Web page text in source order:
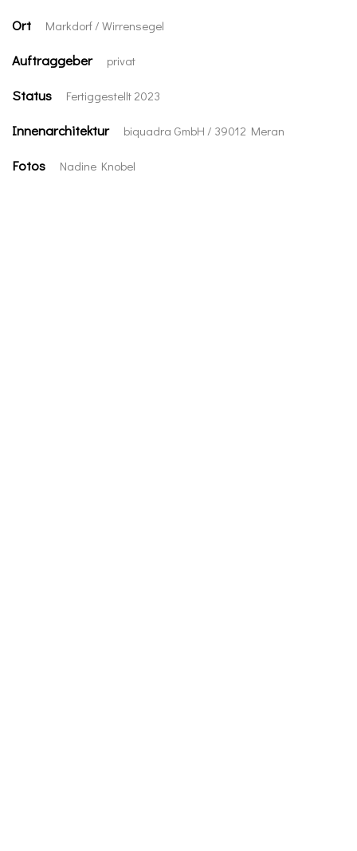
Ort Markdorf / Wirrensegel
Auftraggeber privat
Status Fertiggestellt 2023
Innenarchitektur biquadra GmbH / 39012 Meran
Fotos Nadine Knobel